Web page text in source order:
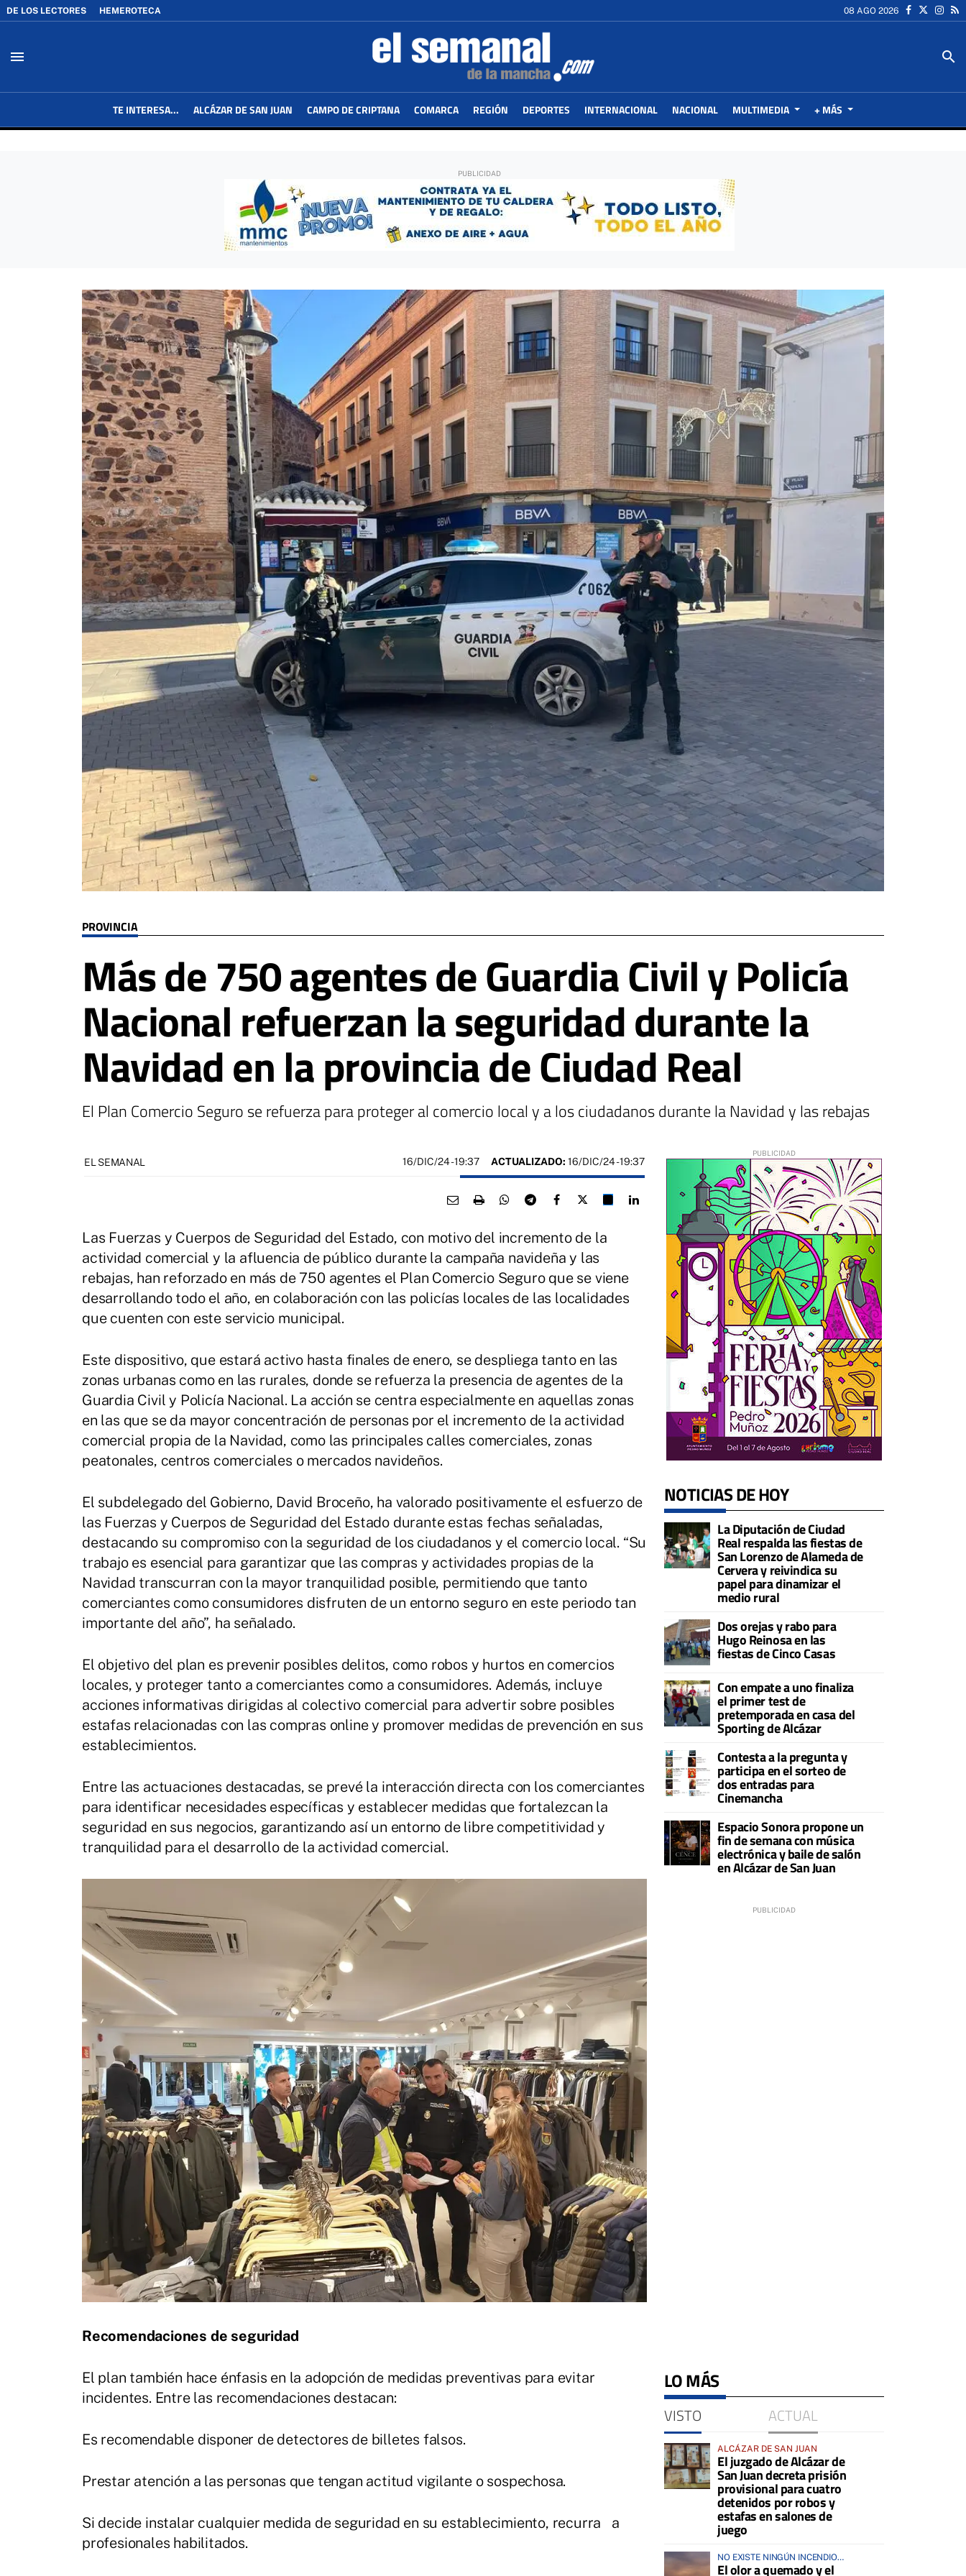
DE LOS LECTORES HEMEROTECA 08 AGO 2026
menu search
TE INTERESA... ALCÁZAR DE SAN JUAN CAMPO DE CRIPTANA COMARCA REGIÓN DEPORTES INTERNACIONAL NACIONAL MULTIMEDIA + MÁS
PROVINCIA
Más de 750 agentes de Guardia Civil y Policía
Nacional refuerzan la seguridad durante la
Navidad en la provincia de Ciudad Real
El Plan Comercio Seguro se refuerza para proteger al comercio local y a los ciudadanos durante la Navidad y las rebajas
EL SEMANAL 16/DIC/24- 19:37 ACTUALIZADO: 16/DIC/24 - 19:37
Las Fuerzas y Cuerpos de Seguridad del Estado, con motivo del incremento de la
actividad comercial y la afluencia de público durante la campaña navideña y las
rebajas, han reforzado en más de 750 agentes el Plan Comercio Seguro que se viene
desarrollando todo el año, en colaboración con las policías locales de las localidades
que cuenten con este servicio municipal.
Este dispositivo, que estará activo hasta finales de enero, se despliega tanto en las
zonas urbanas como en las rurales, donde se refuerza la presencia de agentes de la
Guardia Civil y Policía Nacional. La acción se centra especialmente en aquellas zonas
en las que se da mayor concentración de personas por el incremento de la actividad
comercial propia de la Navidad, como las principales calles comerciales, zonas
peatonales, centros comerciales o mercados navideños.
El subdelegado del Gobierno, David Broceño, ha valorado positivamente el esfuerzo de
las Fuerzas y Cuerpos de Seguridad del Estado durante estas fechas señaladas,
destacando su compromiso con la seguridad de los ciudadanos y el comercio local. “Su
trabajo es esencial para garantizar que las compras y actividades propias de la
Navidad transcurran con la mayor tranquilidad posible, permitiendo que tanto
comerciantes como consumidores disfruten de un entorno seguro en este periodo tan
importante del año”, ha señalado.
El objetivo del plan es prevenir posibles delitos, como robos y hurtos en comercios
locales, y proteger tanto a comerciantes como a consumidores. Además, incluye
acciones informativas dirigidas al colectivo comercial para advertir sobre posibles
estafas relacionadas con las compras online y promover medidas de prevención en sus
establecimientos.
Entre las actuaciones destacadas, se prevé la interacción directa con los comerciantes
para identificar necesidades específicas y establecer medidas que fortalezcan la
seguridad en sus negocios, garantizando así un entorno de libre competitividad y
tranquilidad para el desarrollo de la actividad comercial.
Recomendaciones de seguridad
El plan también hace énfasis en la adopción de medidas preventivas para evitar
incidentes. Entre las recomendaciones destacan:
Es recomendable disponer de detectores de billetes falsos.
Prestar atención a las personas que tengan actitud vigilante o sospechosa.
Si decide instalar cualquier medida de seguridad en su establecimiento, recurra a
profesionales habilitados.
NOTICIAS DE HOY
La Diputación de Ciudad
Real respalda las fiestas de
San Lorenzo de Alameda de
Cervera y reivindica su
papel para dinamizar el
medio rural
Dos orejas y rabo para
Hugo Reinosa en las
fiestas de Cinco Casas
Con empate a uno finaliza
el primer test de
pretemporada en casa del
Sporting de Alcázar
Contesta a la pregunta y
participa en el sorteo de
dos entradas para
Cinemancha
Espacio Sonora propone un
fin de semana con música
electrónica y baile de salón
en Alcázar de San Juan
LO MÁS
VISTO ACTUAL
ALCÁZAR DE SAN JUAN
El juzgado de Alcázar de
San Juan decreta prisión
provisional para cuatro
detenidos por robos y
estafas en salones de
juego
NO EXISTE NINGÚN INCENDIO
ACTIVO EN LA COMARCA
El olor a quemado y el